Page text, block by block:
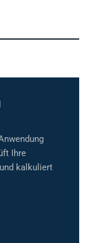
Ihre
kalkuliert